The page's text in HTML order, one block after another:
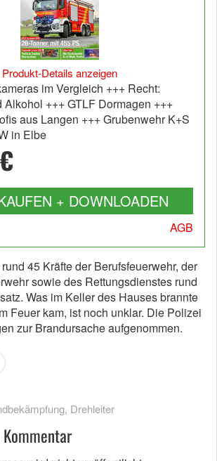
Produkt-Details anzeigen
im Vergleich +++ Recht:
Alkohol +++ GTLF Dormagen +++
aus Langen +++ Grubenwehr K+S
in Elbe
+ DOWNLOADEN
AGB
45 Kräfte der Berufsfeuerwehr, der
sowie des Rettungsdienstes rund
Was im Keller des Hauses brannte
Feuer kam, ist noch unklar. Die Polizei
zur Brandursache aufgenommen.
, Drehleiter